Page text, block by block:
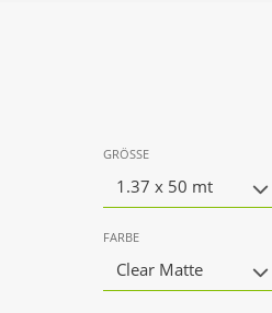
GRÖSSE
1.37 x 50 mt
FARBE
Clear Matte